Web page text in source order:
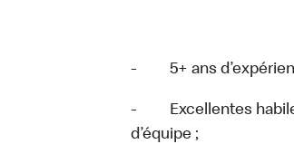
- 5+ ans
- Excellentes
d’équipe ;